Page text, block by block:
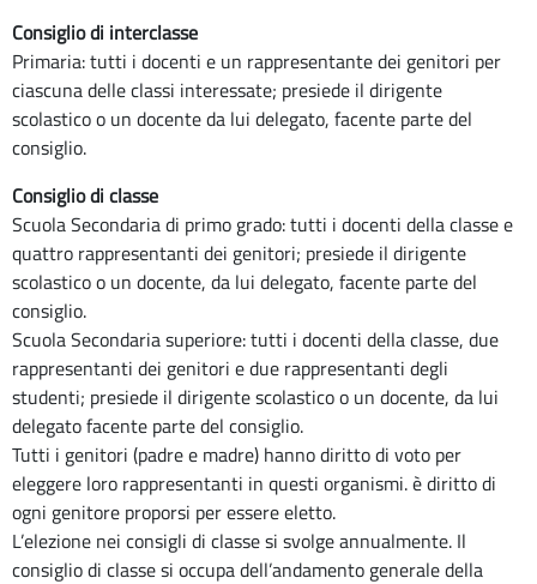
Consiglio di interclasse
Primaria: tutti i docenti e un rappresentante dei genitori per
ciascuna delle classi interessate; presiede il dirigente
scolastico o un docente da lui delegato, facente parte del
consiglio.
Consiglio di classe
Scuola Secondaria di primo grado: tutti i docenti della classe e
quattro rappresentanti dei genitori; presiede il dirigente
scolastico o un docente, da lui delegato, facente parte del
consiglio.
Scuola Secondaria superiore: tutti i docenti della classe, due
rappresentanti dei genitori e due rappresentanti degli
studenti; presiede il dirigente scolastico o un docente, da lui
delegato facente parte del consiglio.
Tutti i genitori (padre e madre) hanno diritto di voto per
eleggere loro rappresentanti in questi organismi. è diritto di
ogni genitore proporsi per essere eletto.
L’elezione nei consigli di classe si svolge annualmente. Il
consiglio di classe si occupa dell’andamento generale della